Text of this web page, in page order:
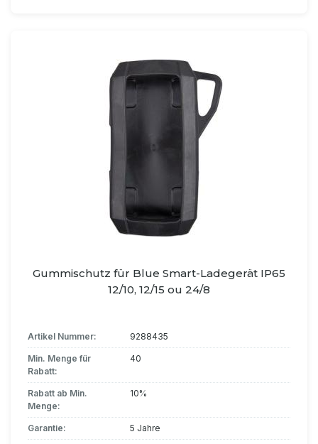
Gummischutz für Blue Smart-Ladegerät IP65
12/10, 12/15 ou 24/8
Artikel Nummer: 9288435
Min. Menge für
Rabatt:
40
Rabatt ab Min.
Menge:
10%
Garantie: 5 Jahre